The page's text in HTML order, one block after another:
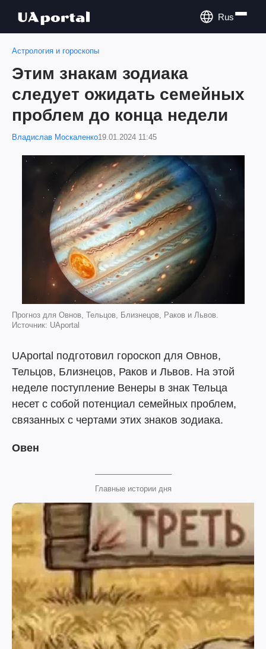
Rus
Астрология и гороскопы
Этим знакам зодиака
следует ожидать семейных
проблем до конца недели
Владислав Москаленко19.01.2024 11:45
Прогноз для Овнов, Тельцов, Близнецов, Раков и Львов.
Источник: UAportal
UAportal подготовил гороскоп для Овнов,
Тельцов, Близнецов, Раков и Львов. На этой
неделе поступление Венеры в знак Тельца
несет с собой потенциал семейных проблем,
связанных с чертами этих знаков зодиака.
Овен
Главные истории дня